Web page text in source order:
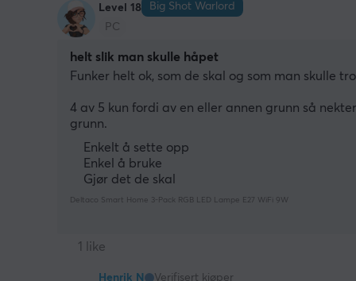
Level 18
Big Shot Warlord
PC
helt slik man skulle håpet
Funker helt ok, som de skal og som man skulle
4 av 5 kun fordi av en eller annen grunn så
grunn.
Enkelt å sette opp
Enkel å bruke
Gjør det de skal
Deltaco Smart Home 3-Pack RGB LED Lampe E27 WiFi 9W
1 like
Henrik N Verifisert kjøper